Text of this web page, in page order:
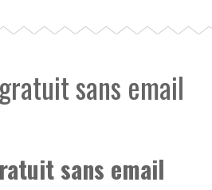
sans email
sans email